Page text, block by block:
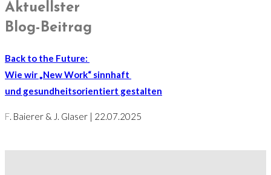
Aktuellster
Blog-Beitrag
Back to the Future:
Wie wir „New Work“ sinnhaft
und gesundheitsorientiert gestalten
F. Baierer & J. Glaser | 22.07.2025